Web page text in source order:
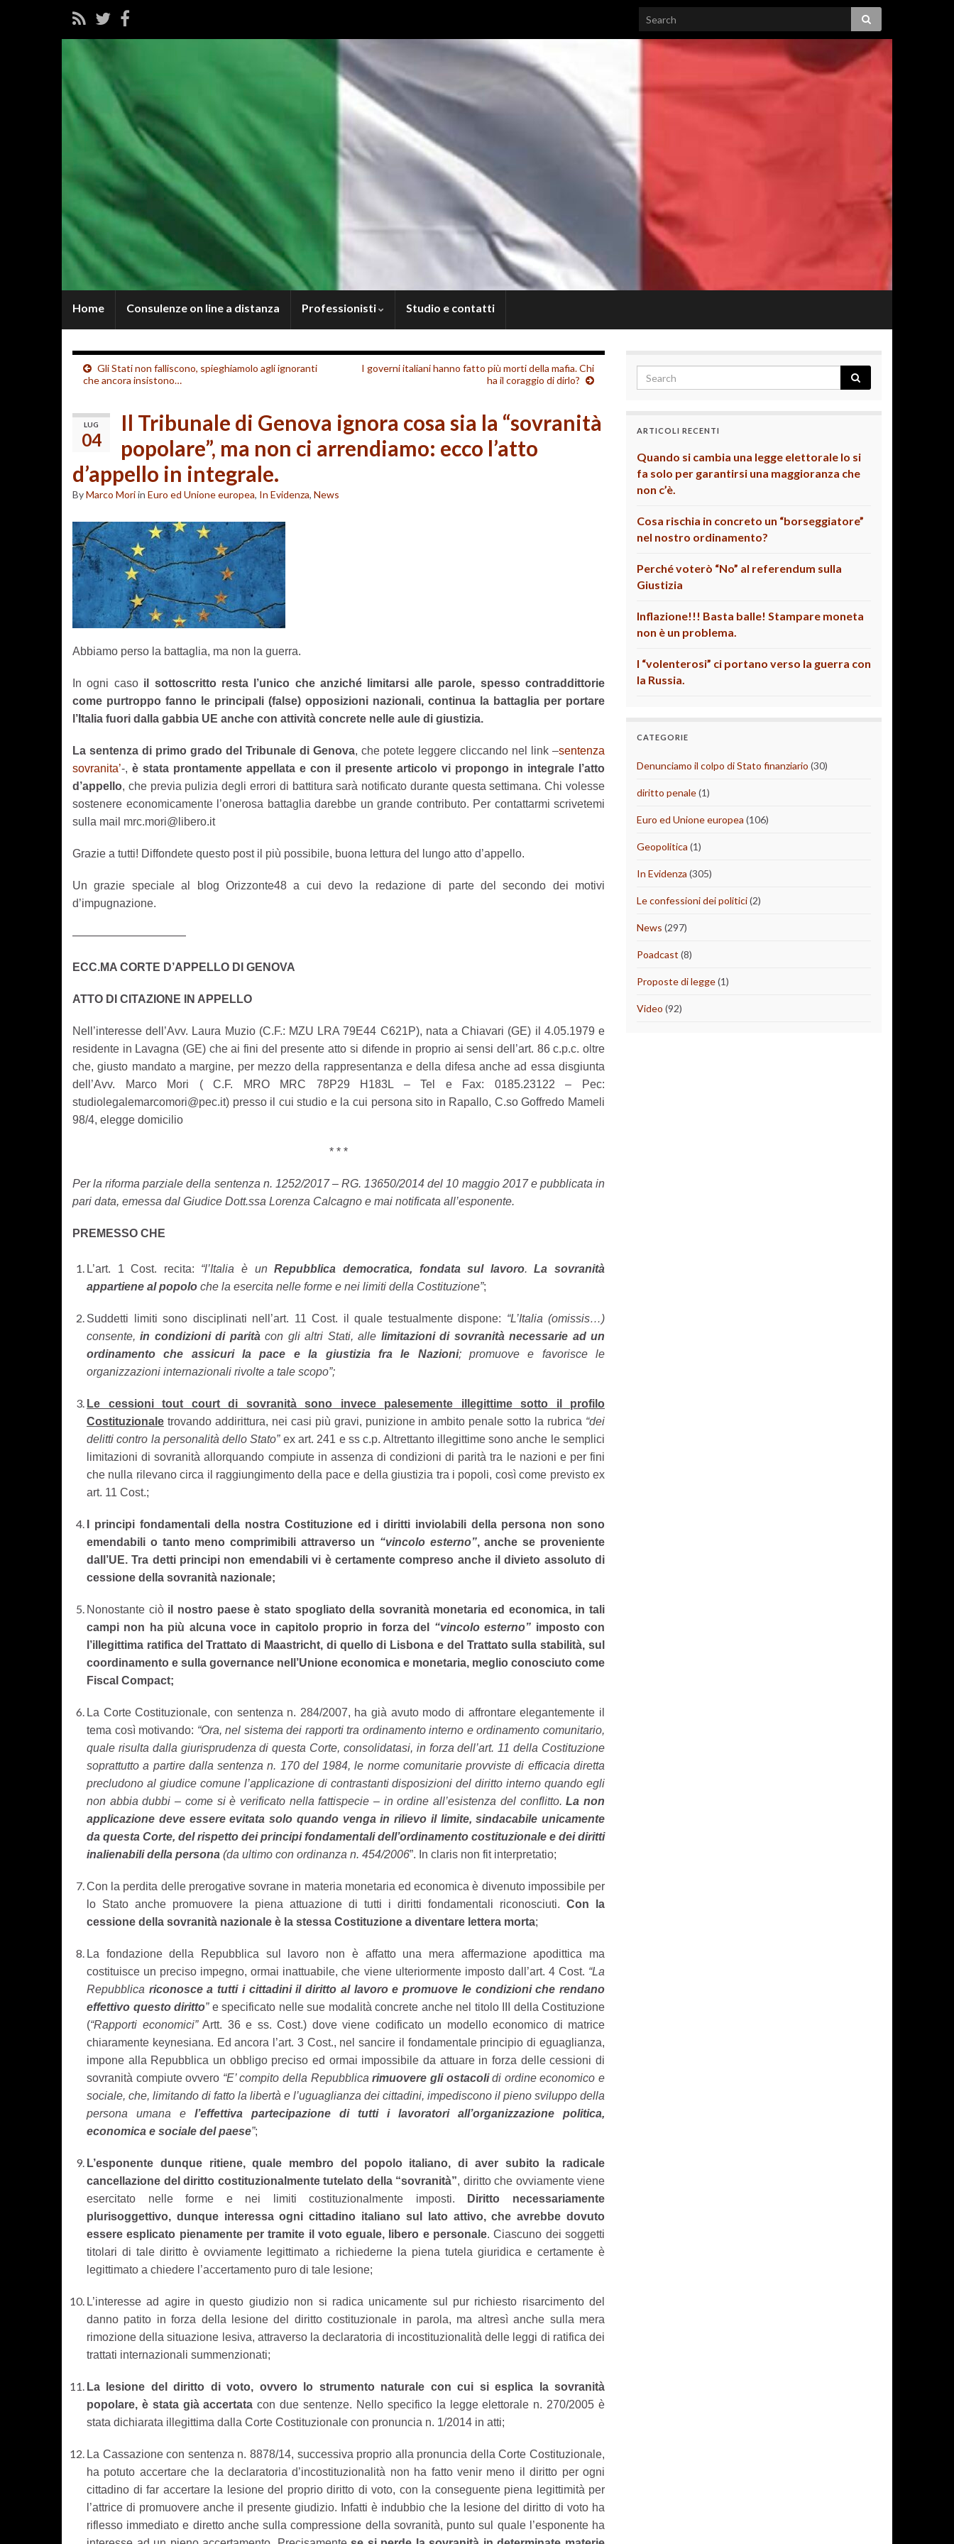
Home Consulenze on line a distanza Professionisti Studio e contatti
Gli Stati non falliscono, spieghiamolo agli ignoranti
che ancora insistono…
I governi italiani hanno fatto più morti della mafia. Chi
ha il coraggio di dirlo?
LUG
04
Il Tribunale di Genova ignora cosa sia la “sovranità
popolare”, ma non ci arrendiamo: ecco l’atto
d’appello in integrale.
ByMarco Moriin Euro ed Unione europea, In Evidenza, News
Abbiamo perso la battaglia, ma non la guerra.
In ogni caso il sottoscritto resta l’unico che anziché limitarsi alle parole, spesso contraddittorie
come purtroppo fanno le principali (false) opposizioni nazionali, continua la battaglia per portare
l’Italia fuori dalla gabbia UE anche con attività concrete nelle aule di giustizia.
La sentenza di primo grado del Tribunale di Genova, che potete leggere cliccando nel link –sentenza
sovranita’-, è stata prontamente appellata e con il presente articolo vi propongo in integrale l’atto
d’appello, che previa pulizia degli errori di battitura sarà notificato durante questa settimana. Chi volesse
sostenere economicamente l’onerosa battaglia darebbe un grande contributo. Per contattarmi scrivetemi
sulla mail mrc.mori@libero.it
Grazie a tutti! Diffondete questo post il più possibile, buona lettura del lungo atto d’appello.
Un grazie speciale al blog Orizzonte48 a cui devo la redazione di parte del secondo dei motivi
d’impugnazione.
——————————
ECC.MA CORTE D’APPELLO DI GENOVA
ATTO DI CITAZIONE IN APPELLO
Nell’interesse dell’Avv. Laura Muzio (C.F.: MZU LRA 79E44 C621P), nata a Chiavari (GE) il 4.05.1979 e
residente in Lavagna (GE) che ai fini del presente atto si difende in proprio ai sensi dell’art. 86 c.p.c. oltre
che, giusto mandato a margine, per mezzo della rappresentanza e della difesa anche ad essa disgiunta
dell’Avv. Marco Mori ( C.F. MRO MRC 78P29 H183L – Tel e Fax: 0185.23122 – Pec:
studiolegalemarcomori@pec.it) presso il cui studio e la cui persona sito in Rapallo, C.so Goffredo Mameli
98/4, elegge domicilio
* * *
Per la riforma parziale della sentenza n. 1252/2017 – RG. 13650/2014 del 10 maggio 2017 e pubblicata in
pari data, emessa dal Giudice Dott.ssa Lorenza Calcagno e mai notificata all’esponente.
PREMESSO CHE
L’art. 1 Cost. recita: “l’Italia è unRepubblica democratica, fondata sul lavoro.La sovranità
appartiene al popolo che la esercita nelle forme e nei limiti della Costituzione”;
Suddetti limiti sono disciplinati nell’art. 11 Cost. il quale testualmente dispone: “L’Italia (omissis…)
consente,in condizioni di paritàcon gli altri Stati, alle limitazioni di sovranità necessarie ad un
ordinamento che assicuri la pace e la giustizia fra le Nazioni; promuove e favorisce le
organizzazioni internazionali rivolte a tale scopo”;
Le cessioni tout court di sovranità sono invece palesemente illegittime sotto il profilo
Costituzionale trovando addirittura, nei casi più gravi, punizione in ambito penale sotto la rubrica “dei
delitti contro la personalità dello Stato”ex art. 241 e ss c.p. Altrettanto illegittime sono anche le semplici
limitazioni di sovranità allorquando compiute in assenza di condizioni di parità tra le nazioni e per fini
che nulla rilevano circa il raggiungimento della pace e della giustizia tra i popoli, così come previsto ex
art. 11 Cost.;
I principi fondamentali della nostra Costituzione ed i diritti inviolabili della persona non sono
emendabili o tanto meno comprimibili attraverso un “vincolo esterno”, anche se proveniente
dall’UE. Tra detti principi non emendabili vi è certamente compreso anche il divieto assoluto di
cessione della sovranità nazionale;
Nonostante ciòil nostro paese è stato spogliato della sovranità monetaria ed economica, in tali
campi non ha più alcuna voce in capitolo proprio in forza del “vincolo esterno” imposto con
l’illegittima ratifica del Trattato di Maastricht, di quello di Lisbona e del Trattato sulla stabilità, sul
coordinamento e sulla governance nell’Unione economica e monetaria, meglio conosciuto come
Fiscal Compact;
La Corte Costituzionale, con sentenza n. 284/2007, ha già avuto modo di affrontare elegantemente il
tema così motivando: “Ora, nel sistema dei rapporti tra ordinamento interno e ordinamento comunitario,
quale risulta dalla giurisprudenza di questa Corte, consolidatasi, in forza dell’art. 11 della Costituzione
soprattutto a partire dalla sentenza n. 170 del 1984, le norme comunitarie provviste di efficacia diretta
precludono al giudice comune l’applicazione di contrastanti disposizioni del diritto interno quando egli
non abbia dubbi – come si è verificato nella fattispecie – in ordine all’esistenza del conflitto.La non
applicazione deve essere evitata solo quando venga in rilievo il limite, sindacabile unicamente
da questa Corte, del rispetto dei principi fondamentali dell’ordinamento costituzionale e dei diritti
inalienabili della persona (da ultimo con ordinanza n. 454/2006”. In claris non fit interpretatio;
Con la perdita delle prerogative sovrane in materia monetaria ed economica è divenuto impossibile per
lo Stato anche promuovere la piena attuazione di tutti i diritti fondamentali riconosciuti. Con la
cessione della sovranità nazionale è la stessa Costituzione a diventare lettera morta;
La fondazione della Repubblica sul lavoro non è affatto una mera affermazione apodittica ma
costituisce un preciso impegno, ormai inattuabile, che viene ulteriormente imposto dall’art. 4 Cost. “La
Repubblica riconosce a tutti i cittadini il diritto al lavoro e promuove le condizioni che rendano
effettivo questo diritto”e specificato nelle sue modalità concrete anche nel titolo III della Costituzione
(“Rapporti economici”Artt. 36 e ss. Cost.) dove viene codificato un modello economico di matrice
chiaramente keynesiana. Ed ancora l’art. 3 Cost., nel sancire il fondamentale principio di eguaglianza,
impone alla Repubblica un obbligo preciso ed ormai impossibile da attuare in forza delle cessioni di
sovranità compiute ovvero “E’ compito della Repubblicarimuovere gli ostacolidi ordine economico e
sociale, che, limitando di fatto la libertà e l’uguaglianza dei cittadini, impediscono il pieno sviluppo della
persona umana e l’effettiva partecipazione di tutti i lavoratori all’organizzazione politica,
economica e sociale del paese”;
L’esponente dunque ritiene, quale membro del popolo italiano, di aver subito la radicale
cancellazione del diritto costituzionalmente tutelato della “sovranità”, diritto che ovviamente viene
esercitato nelle forme e nei limiti costituzionalmente imposti.
Diritto necessariamente
plurisoggettivo, dunque interessa ogni cittadino italiano sul lato attivo, che avrebbe dovuto
essere esplicato pienamente per tramite il voto eguale, libero e personale. Ciascuno dei soggetti
titolari di tale diritto è ovviamente legittimato a richiederne la piena tutela giuridica e certamente è
legittimato a chiedere l’accertamento puro di tale lesione;
L’interesse ad agire in questo giudizio non si radica unicamente sul pur richiesto risarcimento del
danno patito in forza della lesione del diritto costituzionale in parola, ma altresì anche sulla mera
rimozione della situazione lesiva, attraverso la declaratoria di incostituzionalità delle leggi di ratifica dei
trattati internazionali summenzionati;
La lesione del diritto di voto, ovvero lo strumento naturale con cui si esplica la sovranità
popolare, è stata già accertata con due sentenze. Nello specifico la legge elettorale n. 270/2005 è
stata dichiarata illegittima dalla Corte Costituzionale con pronuncia n. 1/2014 in atti;
La Cassazione con sentenza n. 8878/14, successiva proprio alla pronuncia della Corte Costituzionale,
ha potuto accertare che la declaratoria d’incostituzionalità non ha fatto venir meno il diritto per ogni
cittadino di far accertare la lesione del proprio diritto di voto, con la conseguente piena legittimità per
l’attrice di promuovere anche il presente giudizio. Infatti è indubbio che la lesione del diritto di voto ha
riflesso immediato e diretto anche sulla compressione della sovranità, punto sul quale l’esponente ha
ARTICOLI RECENTI
Quando si cambia una legge elettorale lo si
fa solo per garantirsi una maggioranza che
non c’è.
Cosa rischia in concreto un “borseggiatore”
nel nostro ordinamento?
Perché voterò “No” al referendum sulla
Giustizia
Inflazione!!! Basta balle! Stampare moneta
non è un problema.
I “volenterosi” ci portano verso la guerra con
la Russia.
CATEGORIE
Denunciamo il colpo di Stato finanziario (30)
diritto penale(1)
Euro ed Unione europea (106)
Geopolitica (1)
In Evidenza (305)
Le confessioni dei politici(2)
News (297)
Poadcast (8)
Proposte di legge(1)
Video (92)